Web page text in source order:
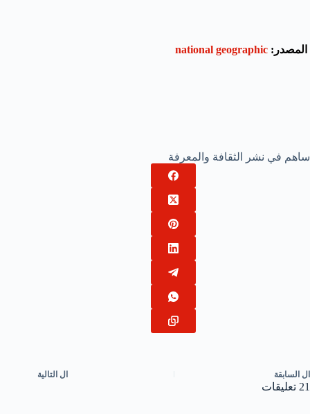
المصدر: national geographic
ساهم في نشر الثقافة والمعرفة
ال السابقة ال التالية
21 تعليقات